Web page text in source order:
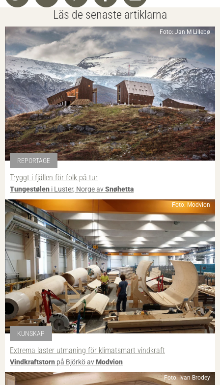
Läs de senaste artiklarna
Foto: Jan M Lillebø
REPORTAGE
Tryggt i fjällen för folk på tur
Tungestølen i Luster, Norge avSnøhetta
Foto: Modvion
KUNSKAP
Extrema laster utmaning för klimatsmart vindkraft
Vindkraftstorn på Björkö avModvion
Foto: Ivan Brodey